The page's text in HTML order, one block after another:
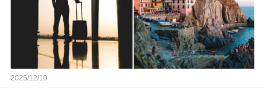
2025/12/10